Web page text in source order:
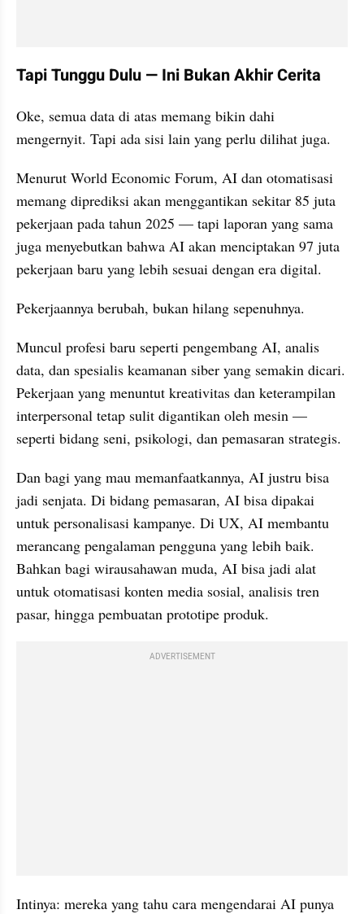
Tapi Tunggu Dulu — Ini Bukan Akhir Cerita
Oke, semua data di atas memang bikin dahi
mengernyit. Tapi ada sisi lain yang perlu dilihat juga.
Menurut World Economic Forum, AI dan otomatisasi
memang diprediksi akan menggantikan sekitar 85 juta
pekerjaan pada tahun 2025 — tapi laporan yang sama
juga menyebutkan bahwa AI akan menciptakan 97 juta
pekerjaan baru yang lebih sesuai dengan era digital.
Pekerjaannya berubah, bukan hilang sepenuhnya.
Muncul profesi baru seperti pengembang AI, analis
data, dan spesialis keamanan siber yang semakin dicari.
Pekerjaan yang menuntut kreativitas dan keterampilan
interpersonal tetap sulit digantikan oleh mesin —
seperti bidang seni, psikologi, dan pemasaran strategis.
Dan bagi yang mau memanfaatkannya, AI justru bisa
jadi senjata. Di bidang pemasaran, AI bisa dipakai
untuk personalisasi kampanye. Di UX, AI membantu
merancang pengalaman pengguna yang lebih baik.
Bahkan bagi wirausahawan muda, AI bisa jadi alat
untuk otomatisasi konten media sosial, analisis tren
pasar, hingga pembuatan prototipe produk.
ADVERTISEMENT
Intinya: mereka yang tahu cara mengendarai AI punya